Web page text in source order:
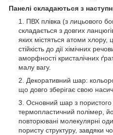
Панелі складаються з
ПВХ плівка (з лицьового
складається з довгих
яких містяться атоми хлору,
стійкість до дії хімічних
аморфності кристалічних
малу вагу.
Декоративний шар:
що довго зберігає свою
Основний шар з пористого
термопластичний полімер,
повторювані молекулярні
пористу структуру, завдяки